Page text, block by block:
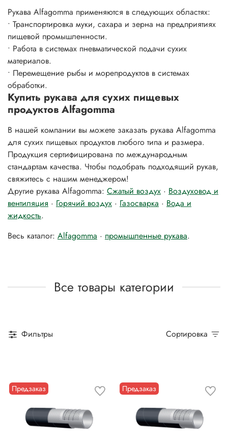
Рукава Alfagomma применяются в следующих областях:
• Транспортировка муки, сахара и зерна на предприятиях
пищевой промышленности.
• Работа в системах пневматической подачи сухих
материалов.
• Перемещение рыбы и морепродуктов в системах
обработки.
Купить рукава для сухих пищевых
продуктов Alfagomma
В нашей компании вы можете заказать рукава Alfagomma
для сухих пищевых продуктов любого типа и размера.
Продукция сертифицирована по международным
стандартам качества. Чтобы подобрать подходящий рукав,
свяжитесь с нашим менеджером!
Другие рукава Alfagomma: Сжатый воздух · Воздуховод и
вентиляция · Горячий воздух · Газосварка · Вода и
жидкость.
Весь каталог: Alfagomma · промышленные рукава.
Все товары категории
Фильтры Сортировка
Предзаказ Предзаказ